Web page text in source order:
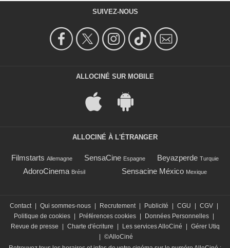
SUIVEZ-NOUS
ALLOCINÉ SUR MOBILE
ALLOCINÉ À L'ÉTRANGER
Filmstarts Allemagne SensaCine Espagne Beyazperde Turquie
AdoroCinema Brésil Sensacine México Mexique
Contact Qui sommes-nous Recrutement Publicité CGU CGV
Politique de cookies
Préférences cookies Données Personnelles
Revue de presse
Charte d'écriture Les services AlloCiné
Gérer Utiq
©AlloCiné